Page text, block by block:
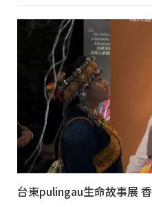
台東pulingau生命故事展